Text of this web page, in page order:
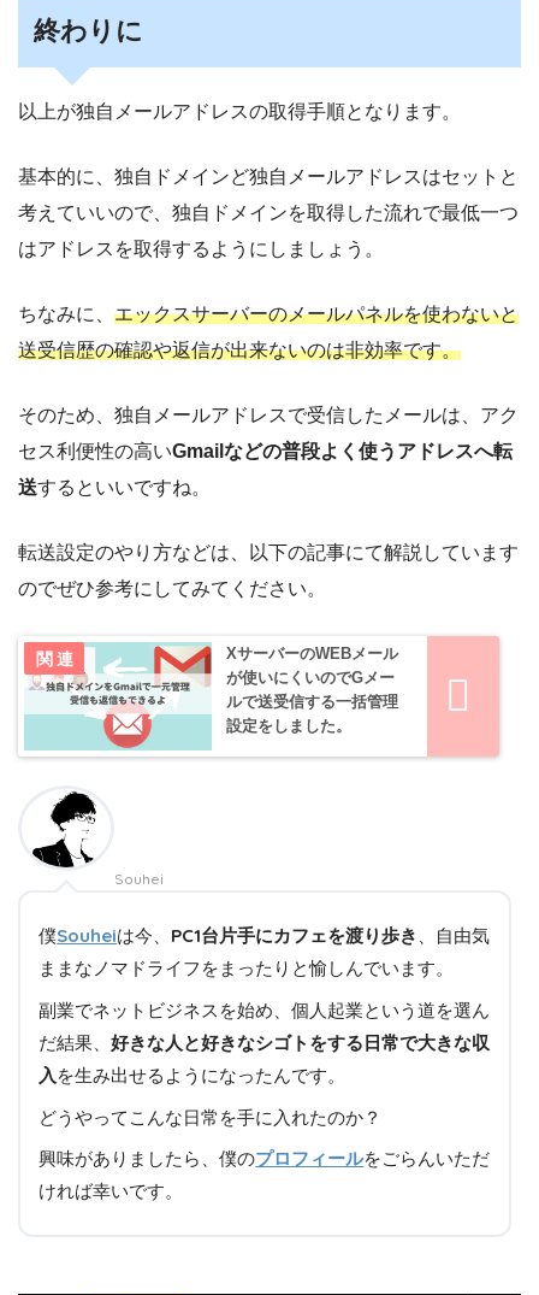
終わりに
以上が独自メールアドレスの取得手順となります。
基本的に、独自ドメインど独自メールアドレスはセットと
考えていいので、独自ドメインを取得した流れで最低一つ
はアドレスを取得するようにしましょう。
ちなみに、 エックスサーバーのメールパネルを使わないと
送受信歴の確認や返信が出来ないのは非効率です。
そのため、独自メールアドレスで受信したメールは、アク
セス利便性の高いGmailなどの普段よく使うアドレスへ転
送するといいですね。
転送設定のやり方などは、以下の記事にて解説しています
のでぜひ参考にしてみてください。
XサーバーのWEBメール
が使いにくいのでGメー
ルで送受信する一括管理
設定をしました。
Souhei
僕Souheiは今、 PC1台片手にカフェを渡り歩き 、自由気
ままなノマドライフをまったりと愉しんでいます。
副業でネットビジネスを始め、個人起業という道を選ん
だ結果、好きな人と好きなシゴトをする日常で大きな収
入を生み出せるようになったんです。
どうやってこんな日常を手に入れたのか？
興味がありましたら、僕のプロフィールをごらんいただ
ければ幸いです。